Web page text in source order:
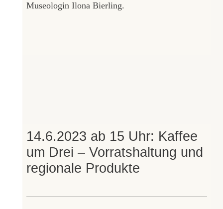
Museologin Ilona Bierling.
14.6.2023 ab 15 Uhr: Kaffee
um Drei – Vorratshaltung und
regionale Produkte